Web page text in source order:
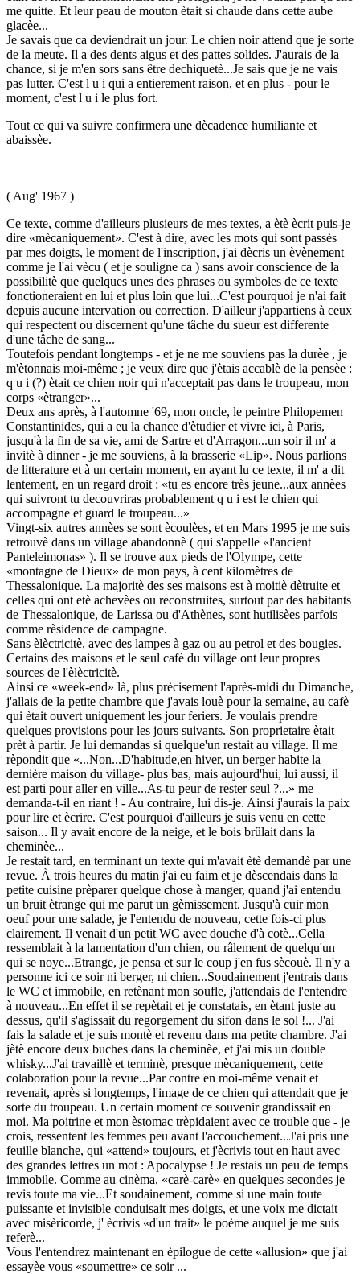
me quitte. Et leur peau de mouton ètait si chaude dans cette aube
glacèe...
Je savais que ca deviendrait un jour. Le chien noir attend que je sorte
de la meute. Il a des dents aigus et des pattes solides. J'aurais de la
chance, si je m'en sors sans être dechiquetè...Je sais que je ne vais
pas lutter. C'est l u i qui a entierement raison, et en plus - pour le
moment, c'est l u i le plus fort.
Tout ce qui va suivre confirmera une dècadence humiliante et
abaissèe.
( Aug' 1967 )
Ce texte, comme d'ailleurs plusieurs de mes textes, a ètè ècrit puis-je
dire «mècaniquement». C'est à dire, avec les mots qui sont passès
par mes doigts, le moment de l'inscription, j'ai dècris un èvènement
comme je l'ai vècu ( et je souligne ca ) sans avoir conscience de la
possibilitè que quelques unes des phrases ou symboles de ce texte
fonctioneraient en lui et plus loin que lui...C'est pourquoi je n'ai fait
depuis aucune intervation ou correction. D'ailleur j'appartiens à ceux
qui respectent ou discernent qu'une tâche du sueur est differente
d'une tâche de sang...
Toutefois pendant longtemps - et je ne me souviens pas la durèe , je
m'ètonnais moi-même ; je veux dire que j'ètais accablè de la pensèe :
q u i (?) ètait ce chien noir qui n'acceptait pas dans le troupeau, mon
corps «ètranger»...
Deux ans après, à l'automne '69, mon oncle, le peintre Philopemen
Constantinides, qui a eu la chance d'ètudier et vivre ici, à Paris,
jusqu'à la fin de sa vie, ami de Sartre et d'Arragon...un soir il m' a
invitè à dinner - je me souviens, à la brasserie «Lip». Nous parlions
de litterature et à un certain moment, en ayant lu ce texte, il m' a dit
lentement, en un regard droit : «tu es encore très jeune...aux annèes
qui suivront tu decouvriras probablement q u i est le chien qui
accompagne et guard le troupeau...»
Vingt-six autres annèes se sont ècoulèes, et en Mars 1995 je me suis
retrouvè dans un village abandonnè ( qui s'appelle «l'ancient
Panteleimonas» ). Il se trouve aux pieds de l'Olympe, cette
«montagne de Dieux» de mon pays, à cent kilomètres de
Thessalonique. La majoritè des ses maisons est à moitiè dètruite et
celles qui ont etè achevèes ou reconstruites, surtout par des habitants
de Thessalonique, de Larissa ou d'Athènes, sont hutilisèes parfois
comme rèsidence de campagne.
Sans èlèctricitè, avec des lampes à gaz ou au petrol et des bougies.
Certains des maisons et le seul cafè du village ont leur propres
sources de l'èlèctricitè.
Ainsi ce «week-end» là, plus prècisement l'après-midi du Dimanche,
j'allais de la petite chambre que j'avais louè pour la semaine, au cafè
qui ètait ouvert uniquement les jour feriers. Je voulais prendre
quelques provisions pour les jours suivants. Son proprietaire ètait
prèt à partir. Je lui demandas si quelque'un restait au village. Il me
rèpondit que «...Non...D'habitude,en hiver, un berger habite la
dernière maison du village- plus bas, mais aujourd'hui, lui aussi, il
est parti pour aller en ville...As-tu peur de rester seul ?...» me
demanda-t-il en riant ! - Au contraire, lui dis-je. Ainsi j'aurais la paix
pour lire et ècrire. C'est pourquoi d'ailleurs je suis venu en cette
saison... Il y avait encore de la neige, et le bois brûlait dans la
cheminèe...
Je restait tard, en terminant un texte qui m'avait ètè demandè par une
revue. À trois heures du matin j'ai eu faim et je dèscendais dans la
petite cuisine prèparer quelque chose à manger, quand j'ai entendu
un bruit ètrange qui me parut un gèmissement. Jusqu'à cuir mon
oeuf pour une salade, je l'entendu de nouveau, cette fois-ci plus
clairement. Il venait d'un petit WC avec douche d'à cotè...Cella
ressemblait à la lamentation d'un chien, ou râlement de quelqu'un
qui se noye...Etrange, je pensa et sur le coup j'en fus sècouè. Il n'y a
personne ici ce soir ni berger, ni chien...Soudainement j'entrais dans
le WC et immobile, en retènant mon soufle, j'attendais de l'entendre
à nouveau...En effet il se repètait et je constatais, en ètant juste au
dessus, qu'il s'agissait du regorgement du sifon dans le sol !... J'ai
fais la salade et je suis montè et revenu dans ma petite chambre. J'ai
jètè encore deux buches dans la cheminèe, et j'ai mis un double
whisky...J'ai travaillè et terminè, presque mècaniquement, cette
colaboration pour la revue...Par contre en moi-même venait et
revenait, après si longtemps, l'image de ce chien qui attendait que je
sorte du troupeau. Un certain moment ce souvenir grandissait en
moi. Ma poitrine et mon èstomac trèpidaient avec ce trouble que - je
crois, ressentent les femmes peu avant l'accouchement...J'ai pris une
feuille blanche, qui «attend» toujours, et j'ècrivis tout en haut avec
des grandes lettres un mot : Apocalypse ! Je restais un peu de temps
immobile. Comme au cinèma, «carè-carè» en quelques secondes je
revis toute ma vie...Et soudainement, comme si une main toute
puissante et invisible conduisait mes doigts, et une voix me dictait
avec misèricorde, j' ècrivis «d'un trait» le poème auquel je me suis
referè...
Vous l'entendrez maintenant en èpilogue de cette «allusion» que j'ai
essayèe vous «soumettre» ce soir ...